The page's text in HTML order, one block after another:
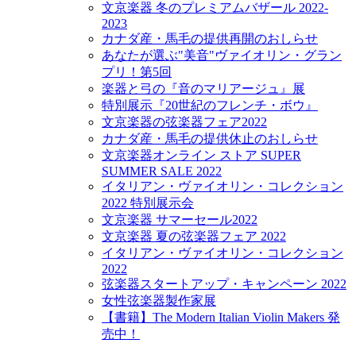
文京楽器 冬のプレミアムバザール 2022-
2023
カナダ産・馬毛の提供再開のおしらせ
あなたが選ぶ"美音"ヴァイオリン・グラン
プリ！第5回
楽器と弓の『音のマリアージュ』展
特別展示『20世紀のフレンチ・ボウ』
文京楽器の弦楽器フェア2022
カナダ産・馬毛の提供休止のおしらせ
文京楽器オンライン ストア SUPER
SUMMER SALE 2022
イタリアン・ヴァイオリン・コレクション
2022 特別展示会
文京楽器 サマーセール2022
文京楽器 夏の弦楽器フェア 2022
イタリアン・ヴァイオリン・コレクション
2022
弦楽器スタートアップ・キャンペーン 2022
女性弦楽器製作家展
【書籍】The Modern Italian Violin Makers 発
売中！